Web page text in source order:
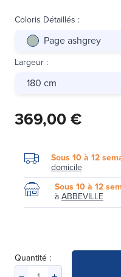
Coloris Détaillés :
Page ashgrey
Largeur :
180 cm
369,00 €
Sous 10 à 12
domicile
Sous 10 à 12
àABBEVILLE
Quantité :